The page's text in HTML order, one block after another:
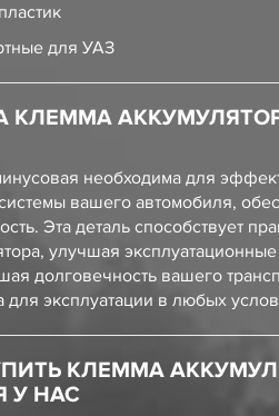
для УАЗ
КЛЕММА
необходима для
вашего автомобиля,
Эта деталь способствует
улучшая эксплуатационные
долговечность вашего
для эксплуатации в любых
КЛЕММА
У НАС